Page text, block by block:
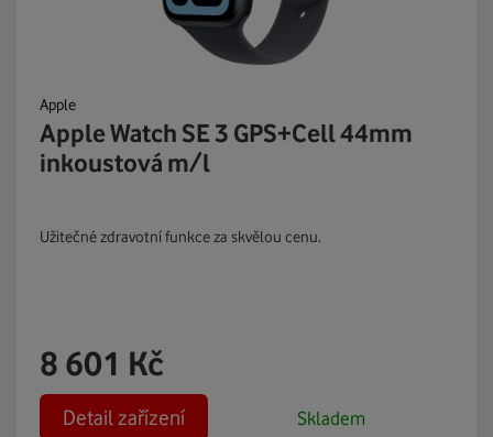
Apple
Apple Watch SE 3 GPS+Cell 44mm
inkoustová m/l
Užitečné zdravotní funkce za skvělou cenu.
8 601 Kč
Detail zařízení Skladem